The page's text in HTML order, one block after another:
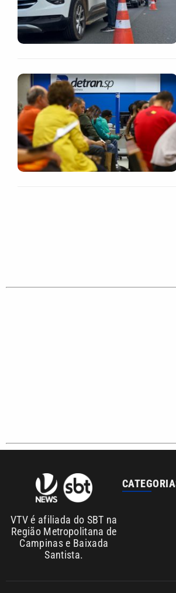
Sobre nós Anuncie agora com a emissora
Copyright © 2026. Todos os direitos reservados |